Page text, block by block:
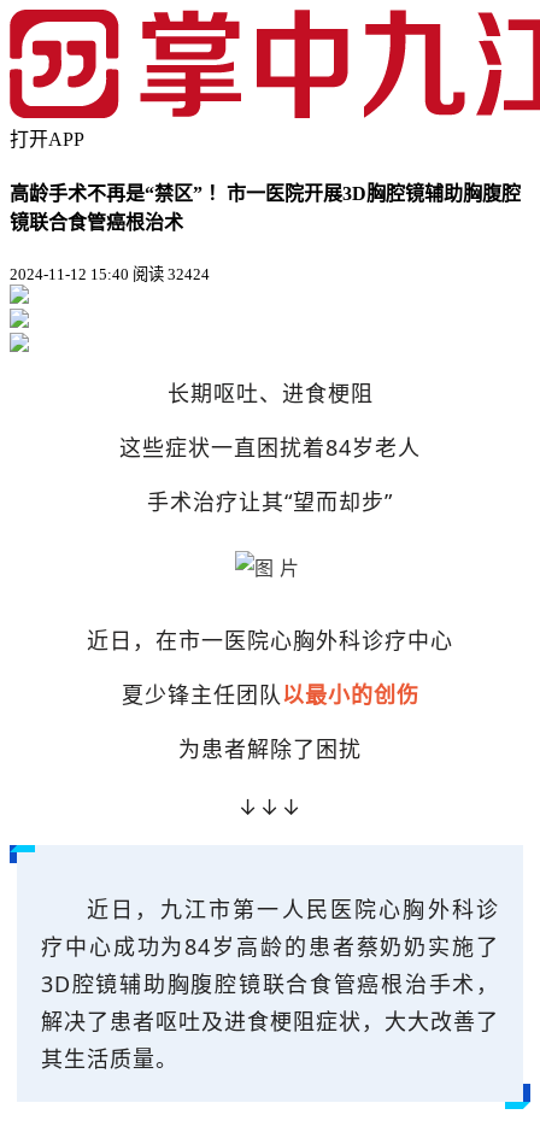
打开APP
高龄手术不再是“禁区” ！市一医院开展3D胸腔镜辅助胸腹腔
镜联合食管癌根治术
2024-11-12 15:40 阅读 32424
长期呕吐、进食梗阻
这些症状一直困扰着84岁老人
手术治疗让其“望而却步”
近日，在市一医院心胸外科诊疗中心
夏少锋主任团队以最小的创伤
为患者解除了困扰
↓↓↓
近日，九江市第一人民医院心胸外科诊
疗中心成功为84岁高龄的患者蔡奶奶实施了
3D腔镜辅助胸腹腔镜联合食管癌根治手术，
解决了患者呕吐及进食梗阻症状，大大改善了
其生活质量。